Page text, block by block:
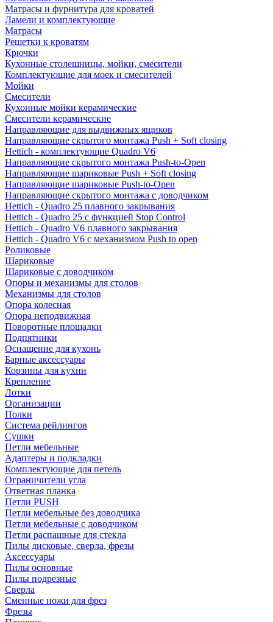
Матрасы и фурнитура для кроватей
Ламели и комплектующие
Матрасы
Решетки к кроватям
Крючки
Кухонные столешницы, мойки, смесители
Комплектующие для моек и смесителей
Мойки
Смесители
Кухонные мойки керамические
Смесители керамические
Направляющие для выдвижных ящиков
Направляющие скрытого монтажа Push + Soft closing
Hettich - комплектующие Quadro V6
Направляющие скрытого монтажа Push-to-Open
Направляющие шариковые Push + Soft closing
Направляющие шариковые Push-to-Open
Направляющие скрытого монтажа с доводчиком
Hettich - Quadro 25 плавного закрывания
Hettich - Quadro 25 с функцией Stop Control
Hettich - Quadro V6 плавного закрывания
Hettich - Quadro V6 с механизмом Push to open
Роликовые
Шариковые
Шариковые с доводчиком
Опоры и механизмы для столов
Механизмы для столов
Опора колесная
Опора неподвижная
Поворотные площадки
Подпятники
Оснащение для кухонь
Барные аксессуары
Корзины для кухни
Крепление
Лотки
Организации
Полки
Система рейлингов
Сушки
Петли мебельные
Адаптеры и подкладки
Комплектующие для петель
Ограничители угла
Ответная планка
Петли PUSH
Петли мебельные без доводчика
Петли мебельные с доводчиком
Петли распашные для стекла
Пилы дисковые, сверла, фрезы
Аксессуары
Пилы основные
Пилы подрезные
Сверла
Сменные ножи для фрез
Фрезы